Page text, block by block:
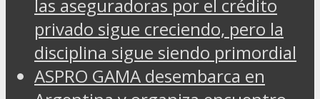
las aseguradoras por el crédito
privado sigue creciendo, pero la
disciplina sigue siendo primordial
ASPRO GAMA desembarca en